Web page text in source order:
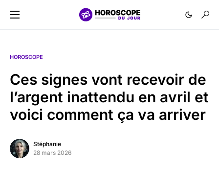
HOROSCOPE
Ces signes vont recevoir de
l’argent inattendu en avril et
voici comment ça va arriver
Stéphanie
28 mars 2026